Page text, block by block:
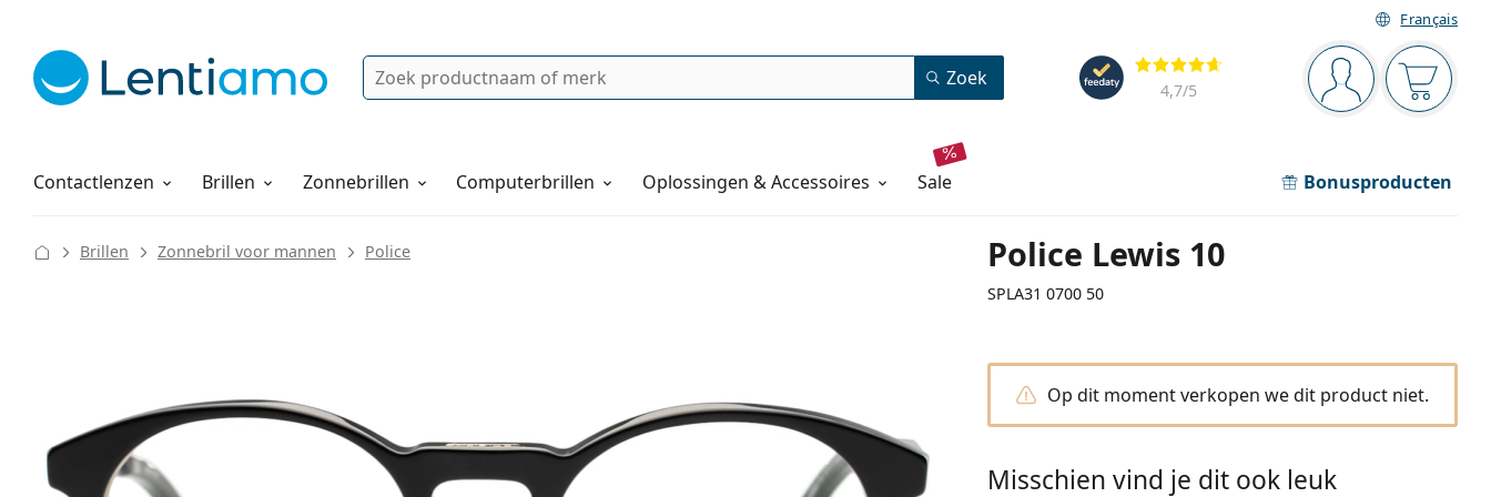
Français
Navigatie
Je bent ingelogd
Jouw
Beoordelingen
4,7/5
Zoek Zoek
Contactlenzen
Lenzenvloeistoffen Brillen Zonnebrillen Computerbrillen Oplossingen & Accessoires sale Bonusproducten
Hoe bestellen
Police Lewis 10
SPLA31 0700 50
Brillen Zonnebril voor mannen Police
Op dit moment verkopen we dit product niet.
Misschien vind je dit ook leuk